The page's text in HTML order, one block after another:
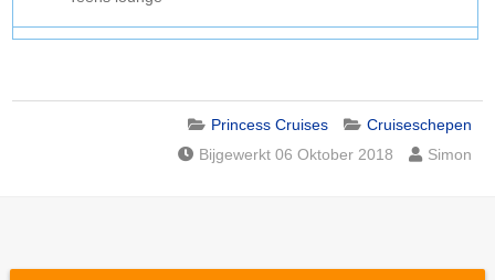
Princess Cruises
Cruiseschepen
Bijgewerkt 06 Oktober 2018
Simon